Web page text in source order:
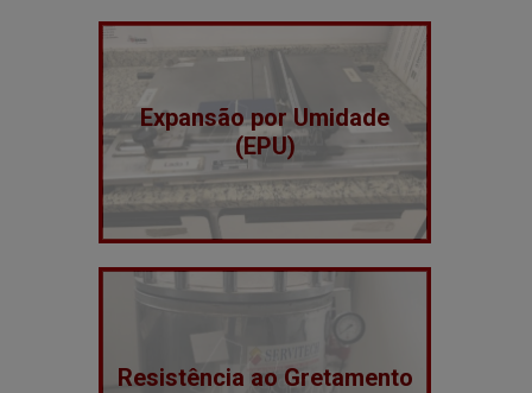
Expansão por Umidade
(EPU)
Resistência ao Gretamento